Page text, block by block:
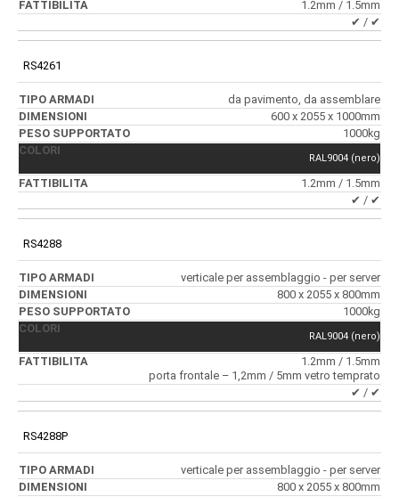
1.2mm / 1.5mm
✔ / ✔
RS4261
da pavimento, da assemblare
600 x 2055 x 1000mm
1000kg
RAL9004 (nero)
1.2mm / 1.5mm
✔ / ✔
RS4288
verticale per assemblaggio - per server
800 x 2055 x 800mm
1000kg
RAL9004 (nero)
1.2mm / 1.5mm
porta frontale – 1,2mm / 5mm vetro temprato
✔ / ✔
RS4288P
verticale per assemblaggio - per server
800 x 2055 x 800mm